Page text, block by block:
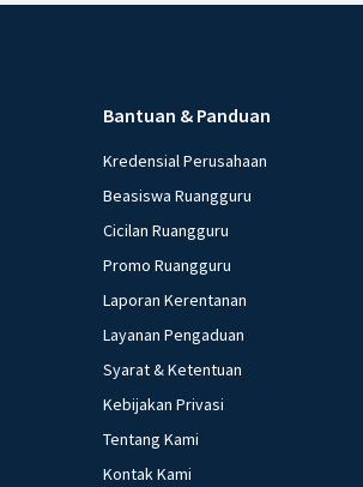
Bantuan & Panduan
Kredensial Perusahaan
Beasiswa Ruangguru
Cicilan Ruangguru
Promo Ruangguru
Laporan Kerentanan
Layanan Pengaduan
Syarat & Ketentuan
Kebijakan Privasi
Tentang Kami
Kontak Kami